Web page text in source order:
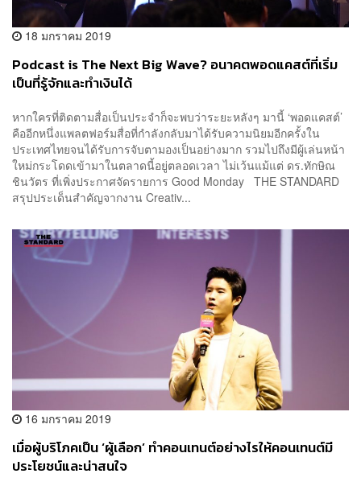
18 มกราคม 2019
Podcast is The Next Big Wave? อนาคตพอดแคสต์ที่เริ่ม
เป็นที่รู้จักและทำเงินได้
หากใครที่ติดตามสื่อเป็นประจำก็จะพบว่าระยะหลังๆ มานี้ ‘พอดแคสต์’
คืออีกหนึ่งแพลตฟอร์มสื่อที่กำลังกลับมาได้รับความนิยมอีกครั้งใน
ประเทศไทยจนได้รับการจับตามองเป็นอย่างมาก รวมไปถึงมีผู้เล่นหน้า
ใหม่กระโดดเข้ามาในตลาดนี้อยู่ตลอดเวลา ไม่เว้นแม้แต่ ดร.ทักษิณ
ชินวัตร ที่เพิ่งประกาศจัดรายการ Good Monday THE STANDARD
สรุปประเด็นสำคัญจากงาน Creativ...
16 มกราคม 2019
เมื่อผู้บริโภคเป็น ‘ผู้เลือก’ ทำคอนเทนต์อย่างไรให้คอนเทนต์มี
ประโยชน์และน่าสนใจ